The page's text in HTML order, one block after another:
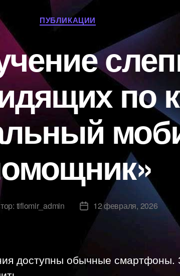
Рубрики
ПУБЛИКАЦИИ
по
tiflomir_admin
Дата12 февраля, 2026
доступны обычные смартфоны.